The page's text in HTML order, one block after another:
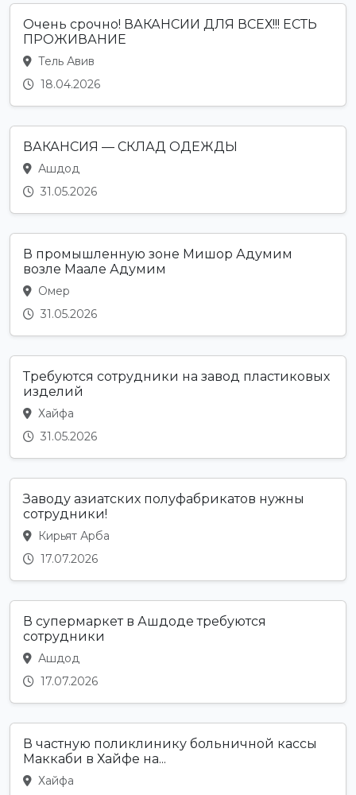
Очень срочно! ВАКАНСИИ ДЛЯ ВСЕХ!!! ЕСТЬ
ПРОЖИВАНИЕ
Тель Авив
18.04.2026
ВАКАНСИЯ — СКЛАД ОДЕЖДЫ
Ашдод
31.05.2026
В промышленную зоне Мишор Адумим
возле Маале Адумим
Омер
31.05.2026
Требуются сотрудники на завод пластиковых
изделий
Хайфа
31.05.2026
Заводу азиатских полуфабрикатов нужны
сотрудники!
Кирьят Арба
17.07.2026
В супермаркет в Ашдоде требуются
сотрудники
Ашдод
17.07.2026
В частную поликлинику больничной кассы
Маккаби в Хайфе на...
Хайфа